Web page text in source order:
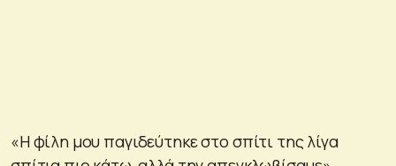
«Η φίλη μου παγιδεύτηκε στο σπίτι της λίγα